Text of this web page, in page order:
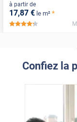
à partir de
17,87 € le m² *
*****
Confiez la